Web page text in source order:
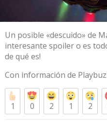
Un posible «descuido» de
interesante spoiler o es
de qué es!
Con información de
1 0 2 1 2